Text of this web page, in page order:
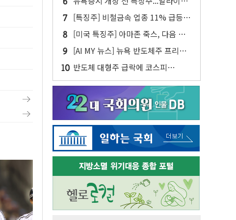
리·아리스타네트웍스·디즈니↑ VS
써클·AMD·핀터레스트↓
[특징주] 비철금속 업종 11% 급등…
구리 가격 상승 전망 부각
[미국 특징주] 아마존 죽스, 다음 주
라스베이거스에서 유료 로보택시 운
행 시작
[AI MY 뉴스] 뉴욕 반도체주 프리뷰...
스페이스X 독점 공급 기대에 엔비디
아↑·AMD는 호실적에도 8%↓
반도체 대형주 급락에 코스피
4%↓…매도 사이드카 발동